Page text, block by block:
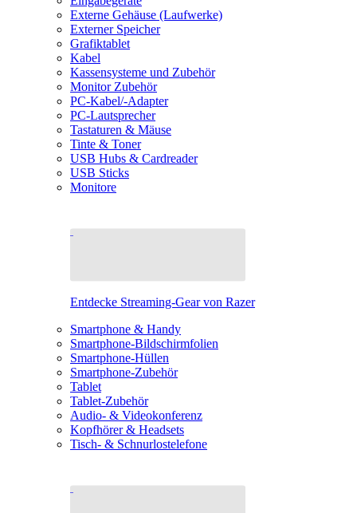
Externe Gehäuse (Laufwerke)
Externer Speicher
Grafiktablet
Kabel
Kassensysteme und Zubehör
Monitor Zubehör
PC-Kabel/-Adapter
PC-Lautsprecher
Tastaturen & Mäuse
Tinte & Toner
USB Hubs & Cardreader
USB Sticks
Monitore
Entdecke Streaming-Gear von Razer
Smartphone & Handy
Smartphone-Bildschirmfolien
Smartphone-Hüllen
Smartphone-Zubehör
Tablet
Tablet-Zubehör
Audio- & Videokonferenz
Kopfhörer & Headsets
Tisch- & Schnurlostelefone